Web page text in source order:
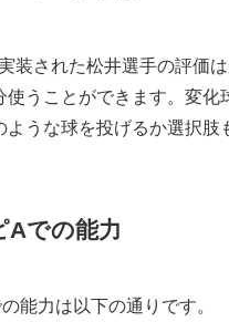
装された松井選手の評価
使うことができます。変
うな球を投げるか選択肢
Aでの能力
能力は以下の通りです。